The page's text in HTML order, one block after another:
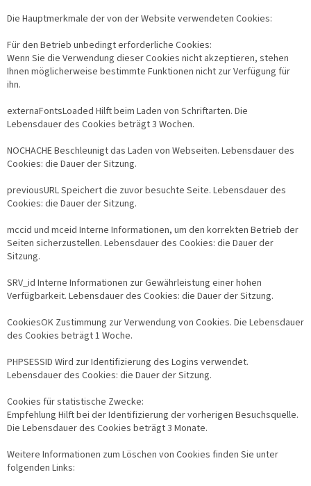
Die Hauptmerkmale der von der Website verwendeten Cookies:
Für den Betrieb unbedingt erforderliche Cookies:
Wenn Sie die Verwendung dieser Cookies nicht akzeptieren, stehen
Ihnen möglicherweise bestimmte Funktionen nicht zur Verfügung für
ihn.
externaFontsLoaded Hilft beim Laden von Schriftarten. Die
Lebensdauer des Cookies beträgt 3 Wochen.
NOCHACHE Beschleunigt das Laden von Webseiten. Lebensdauer des
Cookies: die Dauer der Sitzung.
previousURL Speichert die zuvor besuchte Seite. Lebensdauer des
Cookies: die Dauer der Sitzung.
mccid und mceid Interne Informationen, um den korrekten Betrieb der
Seiten sicherzustellen. Lebensdauer des Cookies: die Dauer der
Sitzung.
SRV_id Interne Informationen zur Gewährleistung einer hohen
Verfügbarkeit. Lebensdauer des Cookies: die Dauer der Sitzung.
CookiesOK Zustimmung zur Verwendung von Cookies. Die Lebensdauer
des Cookies beträgt 1 Woche.
PHPSESSID Wird zur Identifizierung des Logins verwendet.
Lebensdauer des Cookies: die Dauer der Sitzung.
Cookies für statistische Zwecke:
Empfehlung Hilft bei der Identifizierung der vorherigen Besuchsquelle.
Die Lebensdauer des Cookies beträgt 3 Monate.
Weitere Informationen zum Löschen von Cookies finden Sie unter
folgenden Links: